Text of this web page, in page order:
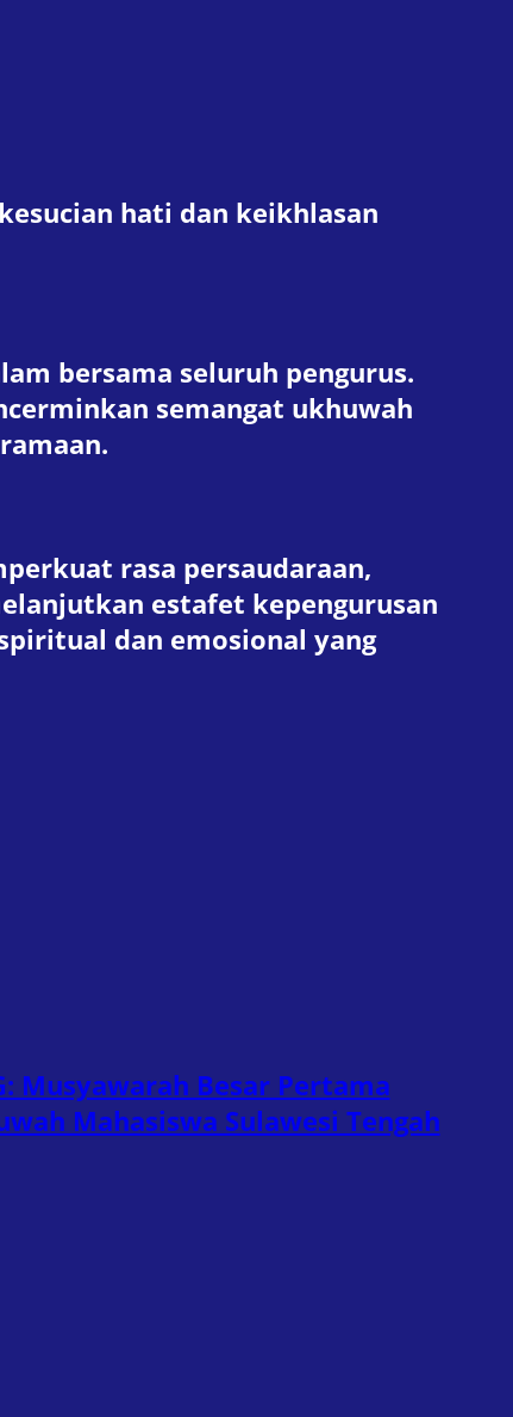
hati dan keikhlasan
bersama seluruh pengurus.
semangat ukhuwah
rasa persaudaraan,
estafet kepengurusan
dan emosional yang
Musyawarah Besar Pertama
Mahasiswa Sulawesi Tengah